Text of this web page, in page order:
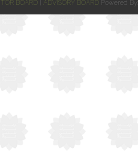
BOARD ADVISORY BOARD Powered By: